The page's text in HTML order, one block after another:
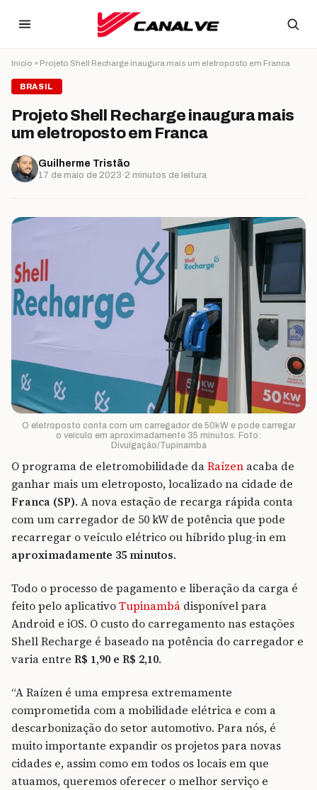
Início » Projeto Shell Recharge inaugura mais um eletroposto em Franca
BRASIL
Projeto Shell Recharge inaugura mais
um eletroposto em Franca
Guilherme Tristão
17 de maio de 2023·2 minutos de leitura
O eletroposto conta com um carregador de 50kW e pode carregar
o veículo em aproximadamente 35 minutos. Foto:
Divulgação/Tupinambá
O programa de eletromobilidade daRaízen acaba de
ganhar mais um eletroposto, localizado na cidade de
Franca (SP). A nova estação de recarga rápida conta
com um carregador de 50 kW de potência que pode
recarregar o veículo elétrico ou híbrido plug-in em
aproximadamente 35 minutos.
Todo o processo de pagamento e liberação da carga é
feito pelo aplicativoTupinambá disponível para
Android e iOS. O custo do carregamento nas estações
Shell Recharge é baseado na potência do carregador e
varia entre R$ 1,90 e R$ 2,10.
“A Raízen é uma empresa extremamente
comprometida com a mobilidade elétrica e com a
descarbonização do setor automotivo. Para nós, é
muito importante expandir os projetos para novas
cidades e, assim como em todos os locais em que
atuamos, queremos oferecer o melhor serviço e